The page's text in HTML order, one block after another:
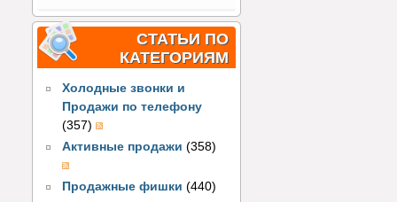
СТАТЬИ ПО
КАТЕГОРИЯМ
Холодные звонки и
Продажи по телефону
(357)
Активные продажи (358)
Продажные фишки (440)